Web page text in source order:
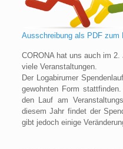
Ausschreibung als PDF zum
CORONA hat uns auch im
viele Veranstaltungen.
Der Logabirumer
gewohnten Form
den Lauf am
diesem Jahr findet der
gibt jedoch einige